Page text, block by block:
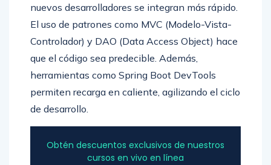
nuevos desarrolladores se integran más rápido.
El uso de patrones como MVC (Modelo-Vista-
Controlador) y DAO (Data Access Object) hace
que el código sea predecible. Además,
herramientas como Spring Boot DevTools
permiten recarga en caliente, agilizando el ciclo
de desarrollo.
Obtén descuentos exclusivos de nuestros
cursos en vivo en línea